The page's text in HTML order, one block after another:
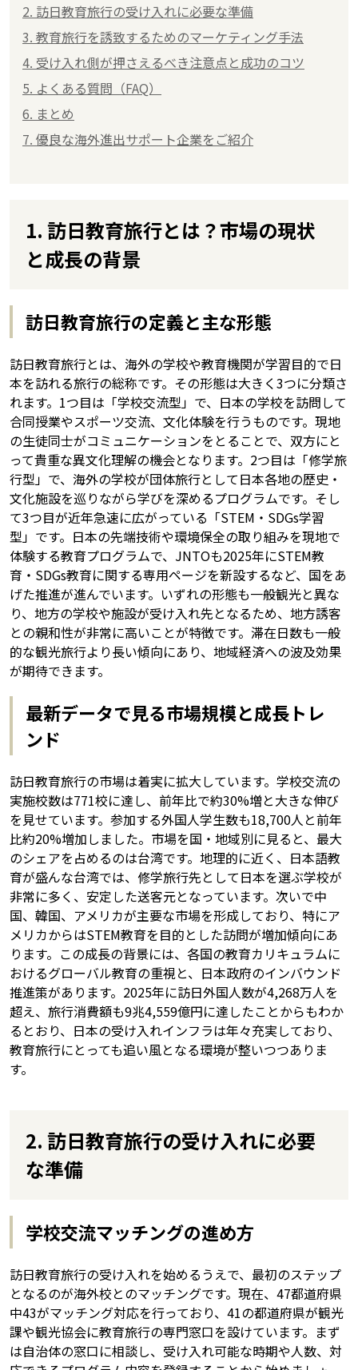
2. 訪日教育旅行の受け入れに必要な準備
3. 教育旅行を誘致するためのマーケティング手法
4. 受け入れ側が押さえるべき注意点と成功のコツ
5. よくある質問（FAQ）
6. まとめ
7. 優良な海外進出サポート企業をご紹介
1. 訪日教育旅行とは？市場の現状
と成長の背景
訪日教育旅行の定義と主な形態
訪日教育旅行とは、海外の学校や教育機関が学習目的で日
本を訪れる旅行の総称です。その形態は大きく3つに分類さ
れます。1つ目は「学校交流型」で、日本の学校を訪問して
合同授業やスポーツ交流、文化体験を行うものです。現地
の生徒同士がコミュニケーションをとることで、双方にと
って貴重な異文化理解の機会となります。2つ目は「修学旅
行型」で、海外の学校が団体旅行として日本各地の歴史・
文化施設を巡りながら学びを深めるプログラムです。そし
て3つ目が近年急速に広がっている「STEM・SDGs学習
型」です。日本の先端技術や環境保全の取り組みを現地で
体験する教育プログラムで、JNTOも2025年にSTEM教
育・SDGs教育に関する専用ページを新設するなど、国をあ
げた推進が進んでいます。いずれの形態も一般観光と異な
り、地方の学校や施設が受け入れ先となるため、地方誘客
との親和性が非常に高いことが特徴です。滞在日数も一般
的な観光旅行より長い傾向にあり、地域経済への波及効果
が期待できます。
最新データで見る市場規模と成長トレ
ンド
訪日教育旅行の市場は着実に拡大しています。学校交流の
実施校数は771校に達し、前年比で約30%増と大きな伸び
を見せています。参加する外国人学生数も18,700人と前年
比約20%増加しました。市場を国・地域別に見ると、最大
のシェアを占めるのは台湾です。地理的に近く、日本語教
育が盛んな台湾では、修学旅行先として日本を選ぶ学校が
非常に多く、安定した送客元となっています。次いで中
国、韓国、アメリカが主要な市場を形成しており、特にア
メリカからはSTEM教育を目的とした訪問が増加傾向にあ
ります。この成長の背景には、各国の教育カリキュラムに
おけるグローバル教育の重視と、日本政府のインバウンド
推進策があります。2025年に訪日外国人数が4,268万人を
超え、旅行消費額も9兆4,559億円に達したことからもわか
るとおり、日本の受け入れインフラは年々充実しており、
教育旅行にとっても追い風となる環境が整いつつありま
す。
2. 訪日教育旅行の受け入れに必要
な準備
学校交流マッチングの進め方
訪日教育旅行の受け入れを始めるうえで、最初のステップ
となるのが海外校とのマッチングです。現在、47都道府県
中43がマッチング対応を行っており、41の都道府県が観光
課や観光協会に教育旅行の専門窓口を設けています。まず
は自治体の窓口に相談し、受け入れ可能な時期や人数、対